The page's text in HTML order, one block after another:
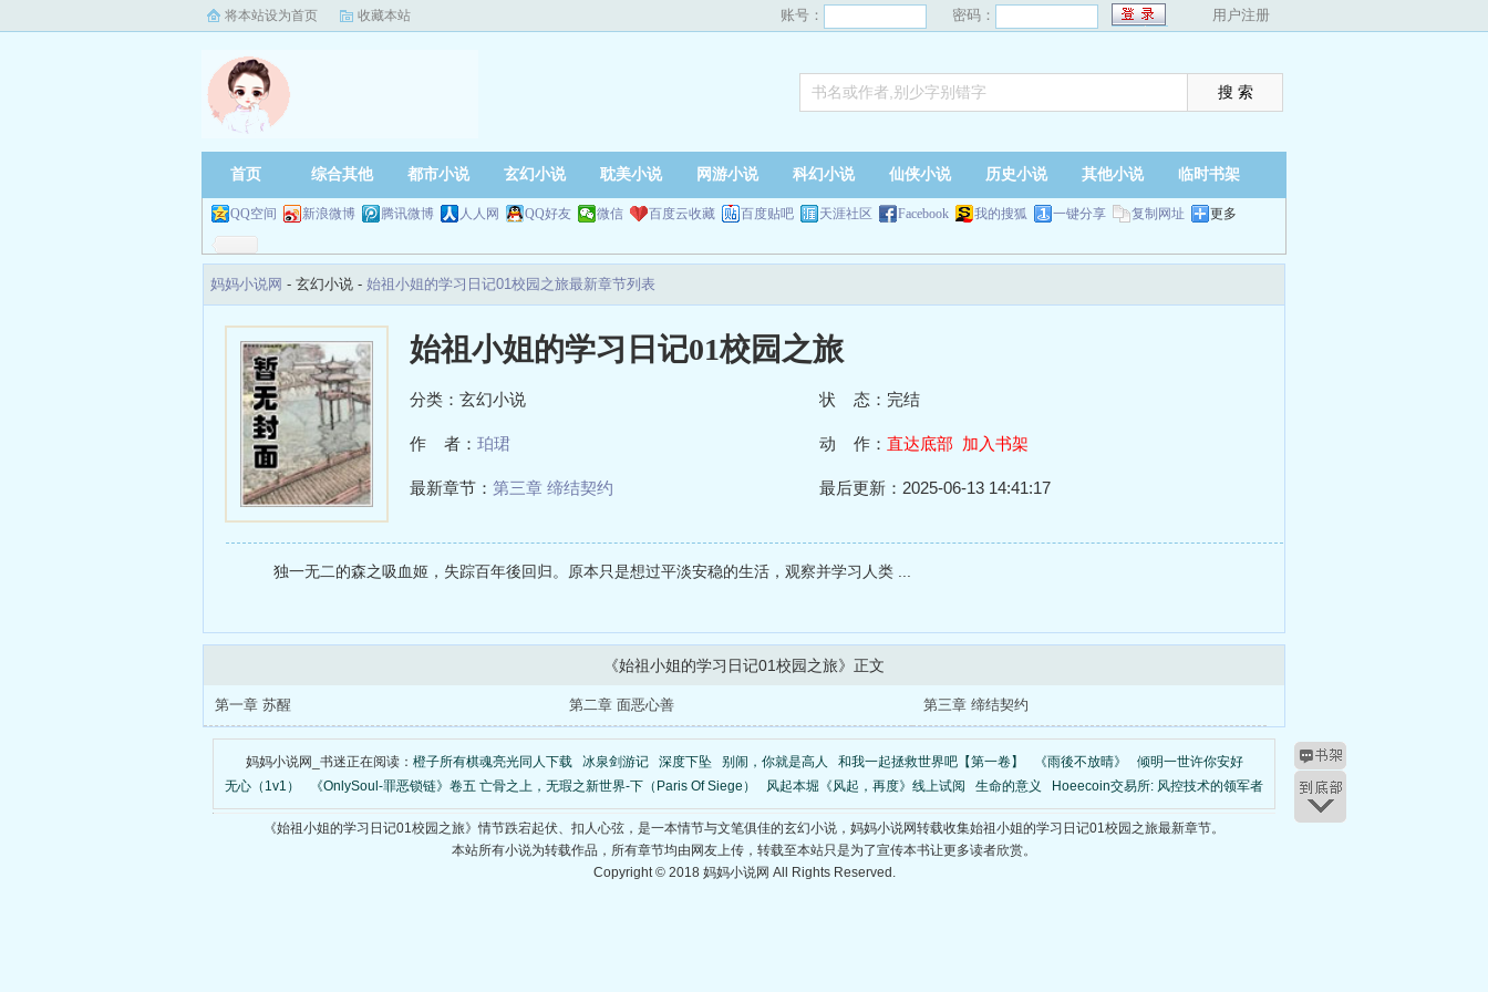
将本站设为首页 收藏本站 账号： 密码： 用户注册
首页 综合其他 都市小说 玄幻小说 耽美小说 网游小说 科幻小说 仙侠小说 历史小说 其他小说 临时书架
QQ空间 新浪微博 腾讯微博 人人网 QQ好友 微信 百度云收藏 百度贴吧 天涯社区 Facebook 我的搜狐 一键分享 复制网址 更多
妈妈小说网 - 玄幻小说 - 始祖小姐的学习日记01校园之旅最新章节列表
始祖小姐的学习日记01校园之旅
分类：玄幻小说 状 态：完结
作 者： 珀珺 动 作： 直达底部 加入书架
最新章节： 第三章 缔结契约 最后更新：2025-06-13 14:41:17
独一无二的森之吸血姬，失踪百年後回归。原本只是想过平淡安稳的生活，观察并学习人类 ...
《始祖小姐的学习日记01校园之旅》正文
第一章 苏醒 第二章 面恶心善 第三章 缔结契约
妈妈小说网_书迷正在阅读： 橙子所有棋魂亮光同人下载 冰泉剑游记 深度下坠 别闹，你就是高人 和我一起拯救世界吧【第一卷】 《雨後不放晴》
倾明一世许你安好
无心（1v1）
《OnlySoul-罪恶锁链》卷五 亡骨之上，无瑕之新世界-下（Paris Of Siege） 风起本堀《风起，再度》线上试阅 生命的意义 Hoeecoin交易所: 风控技术的领军者
《始祖小姐的学习日记01校园之旅》情节跌宕起伏、扣人心弦，是一本情节与文笔俱佳的玄幻小说，妈妈小说网转载收集始祖小姐的学习日记01校园之旅最新章节。
本站所有小说为转载作品，所有章节均由网友上传，转载至本站只是为了宣传本书让更多读者欣赏。
Copyright © 2018 妈妈小说网 All Rights Reserved.